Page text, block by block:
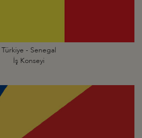
Türkiye - Senegal
İş Konseyi